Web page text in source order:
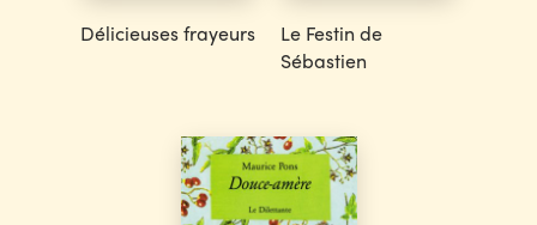
Délicieuses frayeurs
Le Festin de
Sébastien